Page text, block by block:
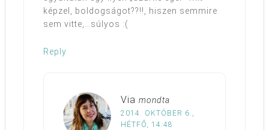
képzel, boldogságot??!!, hiszen semmire
sem vitte,…súlyos :(
Reply
Via mondta
2014. OKTÓBER 6.,
HÉTFŐ, 14:48